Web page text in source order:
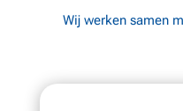
Wij werken samen